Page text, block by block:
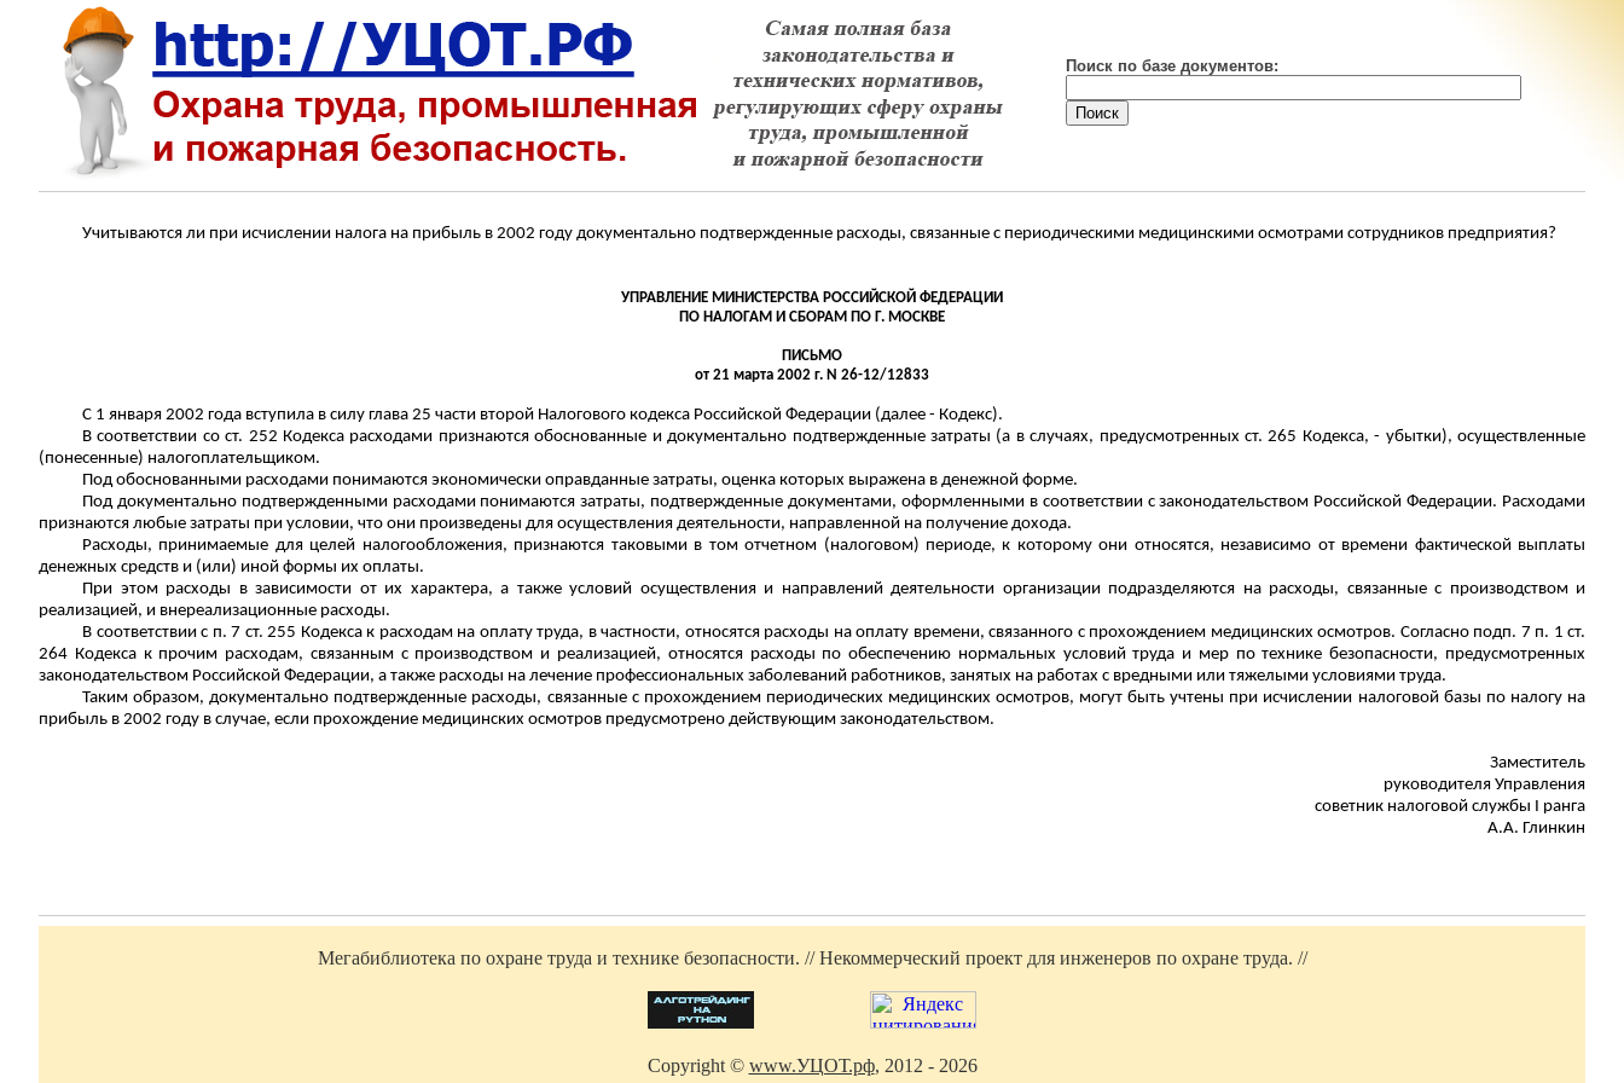
Поиск по базе документов:
Учитываются ли при исчислении налога на прибыль в 2002 году документально подтвержденные расходы, связанные с периодическими медицинскими осмотрами сотрудников предприятия?
УПРАВЛЕНИЕ МИНИСТЕРСТВА РОССИЙСКОЙ ФЕДЕРАЦИИ
ПО НАЛОГАМ И СБОРАМ ПО Г. МОСКВЕ
ПИСЬМО
от 21 марта 2002 г. N 26-12/12833
С 1 января 2002 года вступила в силу глава 25 части второй Налогового кодекса Российской Федерации (далее - Кодекс).
В соответствии со ст. 252 Кодекса расходами признаются обоснованные и документально подтвержденные затраты (а в случаях, предусмотренных ст. 265 Кодекса, - убытки), осуществленные
(понесенные) налогоплательщиком.
Под обоснованными расходами понимаются экономически оправданные затраты, оценка которых выражена в денежной форме.
Под документально подтвержденными расходами понимаются затраты, подтвержденные документами, оформленными в соответствии с законодательством Российской Федерации. Расходами
признаются любые затраты при условии, что они произведены для осуществления деятельности, направленной на получение дохода.
Расходы, принимаемые для целей налогообложения, признаются таковыми в том отчетном (налоговом) периоде, к которому они относятся, независимо от времени фактической выплаты
денежных средств и (или) иной формы их оплаты.
При этом расходы в зависимости от их характера, а также условий осуществления и направлений деятельности организации подразделяются на расходы, связанные с производством и
реализацией, и внереализационные расходы.
В соответствии с п. 7 ст. 255 Кодекса к расходам на оплату труда, в частности, относятся расходы на оплату времени, связанного с прохождением медицинских осмотров. Согласно подп. 7 п. 1 ст.
264 Кодекса к прочим расходам, связанным с производством и реализацией, относятся расходы по обеспечению нормальных условий труда и мер по технике безопасности, предусмотренных
законодательством Российской Федерации, а также расходы на лечение профессиональных заболеваний работников, занятых на работах с вредными или тяжелыми условиями труда.
Таким образом, документально подтвержденные расходы, связанные с прохождением периодических медицинских осмотров, могут быть учтены при исчислении налоговой базы по налогу на
прибыль в 2002 году в случае, если прохождение медицинских осмотров предусмотрено действующим законодательством.
Заместитель
руководителя Управления
советник налоговой службы I ранга
А.А. Глинкин
Мегабиблиотека по охране труда и технике безопасности. // Некоммерческий проект для инженеров по охране труда. //
Copyright © www.УЦОТ.рф, 2012 - 2026